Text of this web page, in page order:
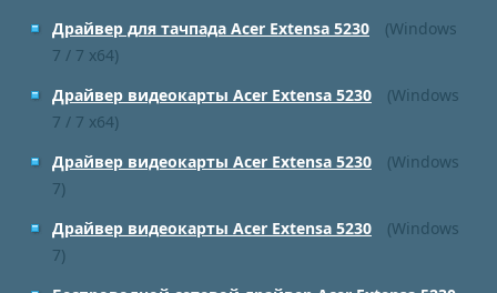
Драйвер для тачпада Acer Extensa 5230
(Windows
7 / 7 x64)
Драйвер видеокарты Acer Extensa 5230
(Windows
7 / 7 x64)
Драйвер видеокарты Acer Extensa 5230
(Windows
7)
Драйвер видеокарты Acer Extensa 5230
(Windows
7)